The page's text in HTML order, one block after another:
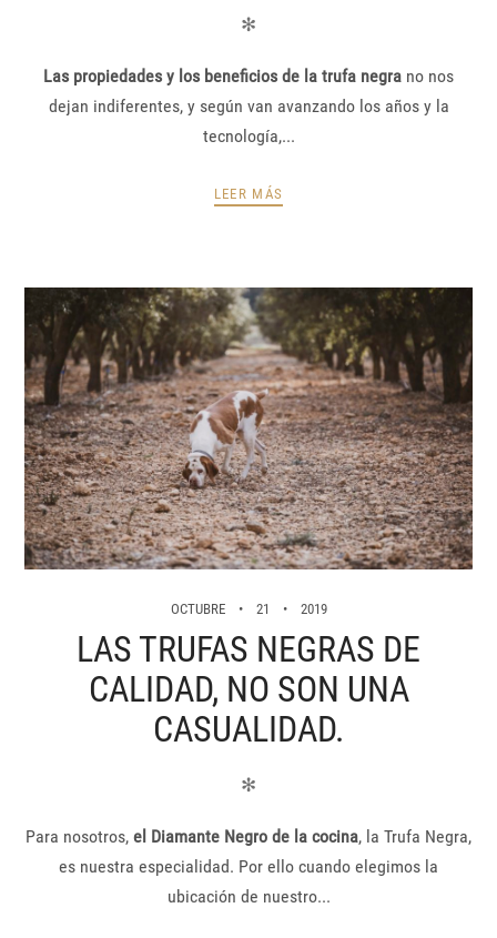
✻
Las propiedades y los beneficios de la trufa negra no nos
dejan indiferentes, y según van avanzando los años y la
tecnología,...
LEER MÁS
OCTUBRE 21 2019
LAS TRUFAS NEGRAS DE
CALIDAD, NO SON UNA
CASUALIDAD.
✻
Para nosotros, el Diamante Negro de la cocina, la Trufa Negra,
es nuestra especialidad. Por ello cuando elegimos la
ubicación de nuestro...